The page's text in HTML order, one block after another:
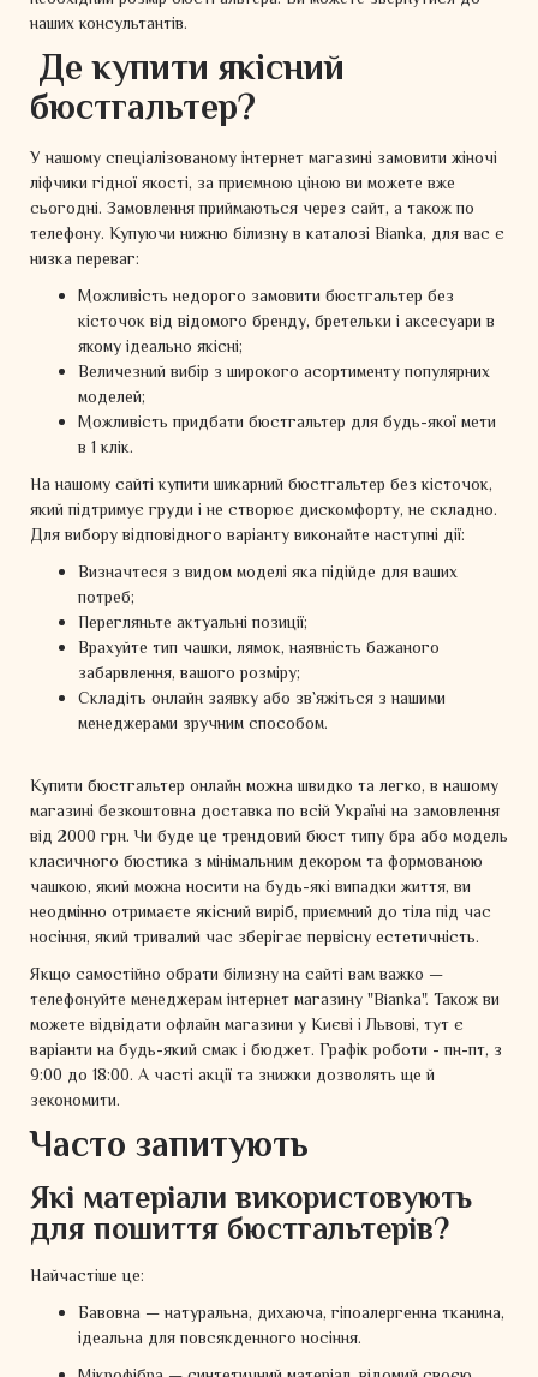
наших консультантів.
Де купити якісний
бюстгальтер?
У нашому спеціалізованому інтернет магазині замовити жіночі
ліфчики гідної якості, за приємною ціною ви можете вже
сьогодні. Замовлення приймаються через сайт, а також по
телефону. Купуючи нижню білизну в каталозі Bianka, для вас є
низка переваг:
Можливість недорого замовити бюстгальтер без
кісточок від відомого бренду, бретельки і аксесуари в
якому ідеально якісні;
Величезний вибір з широкого асортименту популярних
моделей;
Можливість придбати бюстгальтер для будь-якої мети
в 1 клік.
На нашому сайті купити шикарний бюстгальтер без кісточок,
який підтримує груди і не створює дискомфорту, не складно.
Для вибору відповідного варіанту виконайте наступні дії:
Визначтеся з видом моделі яка підійде для ваших
потреб;
Перегляньте актуальні позиції;
Врахуйте тип чашки, лямок, наявність бажаного
забарвлення, вашого розміру;
Складіть онлайн заявку або зв`яжіться з нашими
менеджерами зручним способом.
Купити бюстгальтер онлайн можна швидко та легко, в нашому
магазині безкоштовна доставка по всій Україні на замовлення
від 2000 грн. Чи буде це трендовий бюст типу бра або модель
класичного бюстика з мінімальним декором та формованою
чашкою, який можна носити на будь-які випадки життя, ви
неодмінно отримаєте якісний виріб, приємний до тіла під час
носіння, який тривалий час зберігає первісну естетичність.
Якщо самостійно обрати білизну на сайті вам важко —
телефонуйте менеджерам інтернет магазину "Bianka". Також ви
можете відвідати офлайн магазини у Києві і Львові, тут є
варіанти на будь-який смак і бюджет. Графік роботи - пн-пт, з
9:00 до 18:00. А часті акції та знижки дозволять ще й
зекономити.
Часто запитують
Які матеріали використовують
для пошиття бюстгальтерів?
Найчастіше це:
Бавовна — натуральна, дихаюча, гіпоалергенна тканина,
ідеальна для повсякденного носіння.